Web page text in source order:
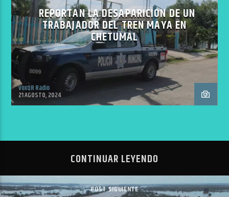
REPORTAN LA DESAPARICIÓN DE UN
TRABAJADOR DEL TREN MAYA EN
CHETUMAL
VoxQR Radio
21 AGOSTO, 2024
CONTINUAR LEYENDO
POST SIGUIENTE